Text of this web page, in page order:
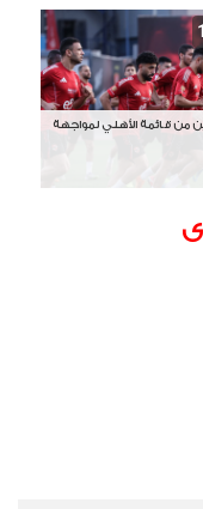
من قائمة الأهلي لمواجهة